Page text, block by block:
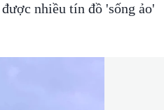
nhiều tín đồ 'sống ảo'